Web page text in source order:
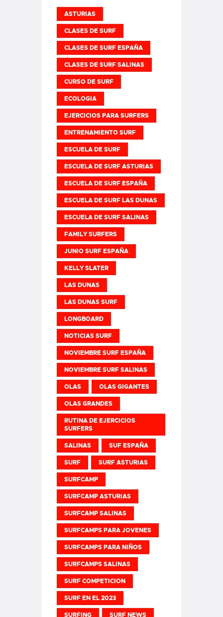
ASTURIAS
CLASES DE SURF
CLASES DE SURF ESPAÑA
CLASES DE SURF SALINAS
CURSO DE SURF
ECOLOGIA
EJERCICIOS PARA SURFERS
ENTRENAMIENTO SURF
ESCUELA DE SURF
ESCUELA DE SURF ASTURIAS
ESCUELA DE SURF ESPAÑA
ESCUELA DE SURF LAS DUNAS
ESCUELA DE SURF SALINAS
FAMILY SURFERS
JUNIO SURF ESPAÑA
KELLY SLATER
LAS DUNAS
LAS DUNAS SURF
LONGBOARD
NOTICIAS SURF
NOVIEMBRE SURF ESPAÑA
NOVIEMBRE SURF SALINAS
OLAS OLAS GIGANTES
OLAS GRANDES
RUTINA DE EJERCICIOS
SURFERS
SALINAS SUF ESPAÑA
SURF SURF ASTURIAS
SURFCAMP
SURFCAMP ASTURIAS
SURFCAMP SALINAS
SURFCAMPS PARA JOVENES
SURFCAMPS PARA NIÑOS
SURFCAMPS SALINAS
SURF COMPETICION
SURF EN EL 2023
SURFING SURF NEWS